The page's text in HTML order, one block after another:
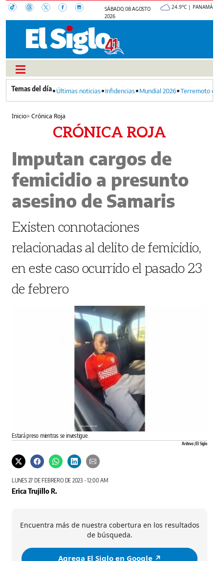
SÁBADO, 08 AGOSTO
2026
24.9°C | PANAMÁ
Últimas noticias Infidencias Mundial 2026 Terremoto
Inicio>Crónica Roja
CRÓNICA ROJA
Imputan cargos de
femicidio a presunto
asesino de Samaris
Existen connotaciones
relacionadas al delito de femicidio,
en este caso ocurrido el pasado 23
de febrero
Estará preso mientras se investigue.
Archivo / El Siglo
LUNES 27 DE FEBRERO DE 2023 - 12:00 AM
Erica Trujillo R.
Encuentra más de nuestra cobertura en los resultados
de búsqueda.
Agrega El Siglo en Google ↗️